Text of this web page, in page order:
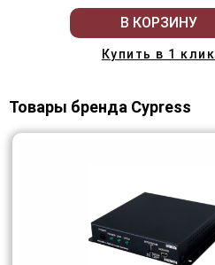
В КОРЗИНУ
Купить в 1 клик
Товары бренда Cypress